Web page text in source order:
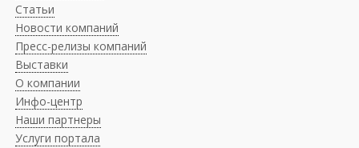
Статьи
Новости компаний
Пресс-релизы компаний
Выставки
О компании
Инфо-центр
Наши партнеры
Услуги портала